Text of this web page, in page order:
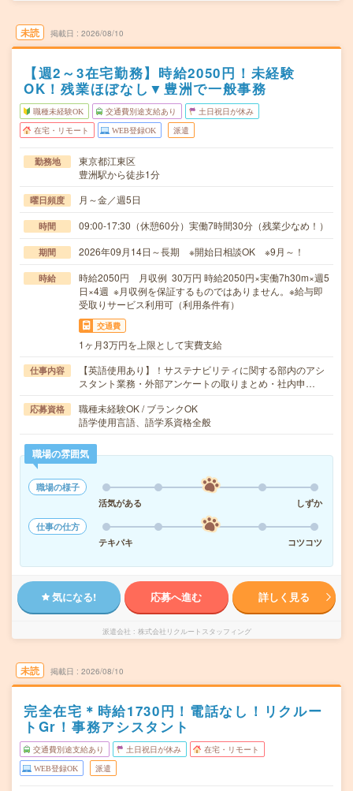
未読 掲載日 2026/08/10
【週2～3在宅勤務】時給2050円！未経験
OK！残業ほぼなし▼豊洲で一般事務
職種未経験OK 交通費別途支給あり 土日祝日が休み
在宅・リモート WEB登録OK 派遣
勤務地
東京都江東区
豊洲駅から徒歩1分
曜日頻度 月～金／週5日
時間 09:00-17:30（休憩60分）実働7時間30分（残業少なめ！）
期間 2026年09月14日～長期 ※開始日相談OK ※9月～！
時給
時給2050円 月収例 30万円 時給2050円×実働7h30m×週5
日×4週 ※月収例を保証するものではありません。※給与即
受取りサービス利用可（利用条件有）
交通費
1ヶ月3万円を上限として実費支給
仕事内容
【英語使用あり】！サステナビリティに関する部内のアシ
スタント業務・外部アンケートの取りまとめ・社内申…
応募資格
職種未経験OK / ブランクOK
語学使用言語、語学系資格全般
職場の雰囲気
職場の様子
活気がある
しずか
仕事の仕方
テキパキ
コツコツ
気になる! 応募へ進む 詳しく見る
派遣会社 株式会社リクルートスタッフィング
未読 掲載日 2026/08/10
完全在宅＊時給1730円！電話なし！リクルー
トGr！事務アシスタント
交通費別途支給あり 土日祝日が休み 在宅・リモート
WEB登録OK 派遣